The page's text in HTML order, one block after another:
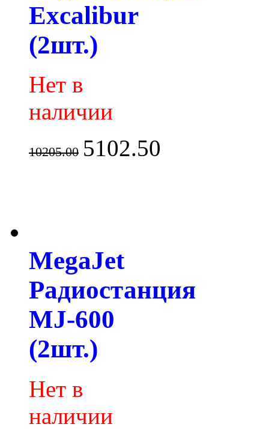
Excalibur
(2шт.)
Нет в
наличии
10205.00 5102.50
MegaJet
Радиостанция
MJ-600
(2шт.)
Нет в
наличии